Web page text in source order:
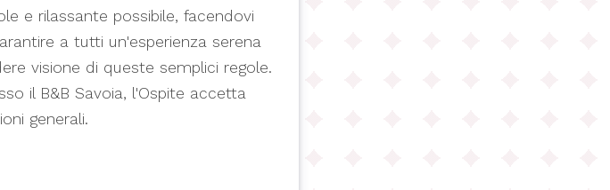
e rilassante possibile, facendovi
a tutti un'esperienza serena
visione di queste semplici regole.
il B&B Savoia, l'Ospite accetta
generali.